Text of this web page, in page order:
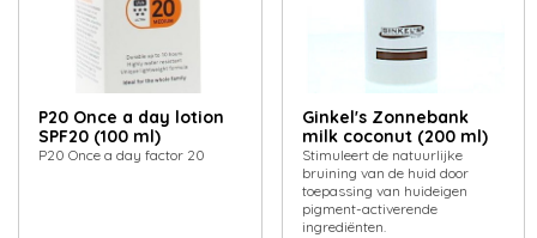
P20 Once a day lotion
SPF20 (100 ml)
P20 Once a day factor 20
Ginkel's Zonnebank
milk coconut (200 ml)
Stimuleert de natuurlijke
bruining van de huid door
toepassing van huideigen
pigment-activerende
ingrediënten.